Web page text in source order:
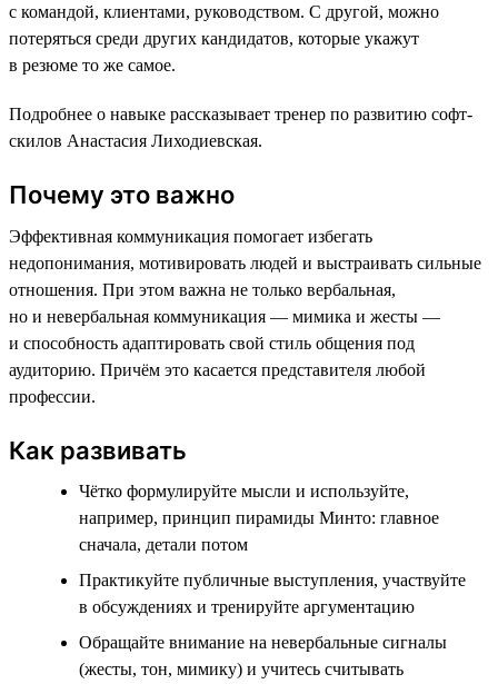
с командой, клиентами, руководством. С другой, можно
потеряться среди других кандидатов, которые укажут
в резюме то же самое.
Подробнее о навыке рассказывает тренер по развитию софт-
скилов Анастасия Лиходиевская.
Почему это важно
Эффективная коммуникация помогает избегать
недопонимания, мотивировать людей и выстраивать сильные
отношения. При этом важна не только вербальная,
но и невербальная коммуникация — мимика и жесты —
и способность адаптировать свой стиль общения под
аудиторию. Причём это касается представителя любой
профессии.
Как развивать
Чётко формулируйте мысли и используйте,
например, принцип пирамиды Минто: главное
сначала, детали потом
Практикуйте публичные выступления, участвуйте
в обсуждениях и тренируйте аргументацию
Обращайте внимание на невербальные сигналы
(жесты, тон, мимику) и учитесь считывать